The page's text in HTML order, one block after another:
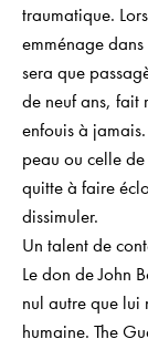
traumatique.
emménage
sera que
de neuf ans, fait
enfouis à
peau ou celle
quitte à faire
dissimuler.
Un talent de
Le don de John
nul autre que lui
humaine. The